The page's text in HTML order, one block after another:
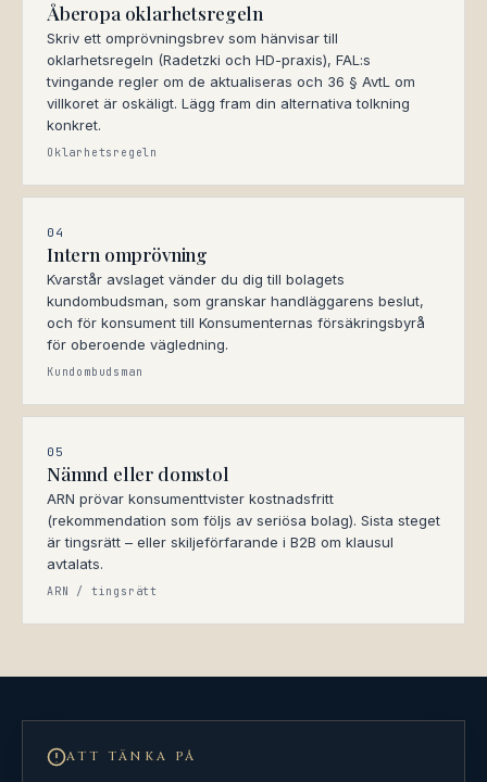
Åberopa oklarhetsregeln
Skriv ett omprövningsbrev som hänvisar till
oklarhetsregeln (Radetzki och HD-praxis), FAL:s
tvingande regler om de aktualiseras och 36 § AvtL om
villkoret är oskäligt. Lägg fram din alternativa tolkning
konkret.
Oklarhetsregeln
04
Intern omprövning
Kvarstår avslaget vänder du dig till bolagets
kundombudsman, som granskar handläggarens beslut,
och för konsument till Konsumenternas försäkringsbyrå
för oberoende vägledning.
Kundombudsman
05
Nämnd eller domstol
ARN prövar konsumenttvister kostnadsfritt
(rekommendation som följs av seriösa bolag). Sista steget
är tingsrätt – eller skiljeförfarande i B2B om klausul
avtalats.
ARN / tingsrätt
ATT TÄNKA PÅ